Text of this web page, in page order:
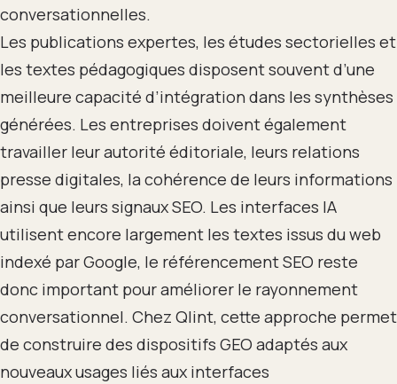
conversationnelles.
Les publications expertes, les études sectorielles et
les textes pédagogiques disposent souvent d’une
meilleure capacité d’intégration dans les synthèses
générées. Les entreprises doivent également
travailler leur autorité éditoriale, leurs relations
presse digitales, la cohérence de leurs informations
ainsi que leurs signaux SEO. Les interfaces IA
utilisent encore largement les textes issus du web
indexé par Google, le référencement SEO reste
donc important pour améliorer le rayonnement
conversationnel. Chez Qlint, cette approche permet
de construire des dispositifs GEO adaptés aux
nouveaux usages liés aux interfaces